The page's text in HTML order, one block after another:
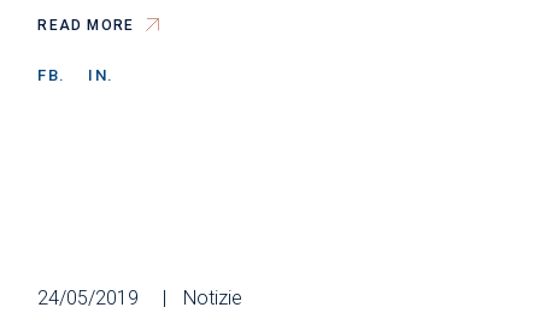
READ MORE
FB. IN.
24/05/2019 Notizie